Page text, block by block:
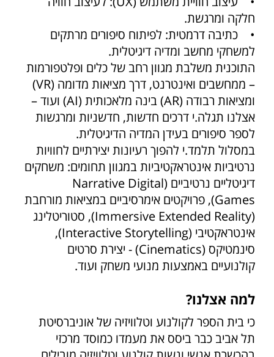
חלקה ומרגשת.
• כתיבה דרמטית: לפיתוח סיפורים מרתקים
למשחקי מחשב ומדיה דיגיטלית.
התוכנית משלבת מגוון רחב של כלים ופלטפורמות
– ממחשבים ואינטרנט, דרך מציאות מדומה (VR)
ומציאות רבודה (AR) בינה מלאכותית (AI) ועוד –
אצלנו תגלה.י דרכים חדשות, חדשניות ומרגשות
לספר סיפורים בעידן המדיה הדיגיטלית.
במסלול תלמד.י להפוך רעיונות יצירתיים לחוויות
נרטיביות אינטראקטיביות במגוון תחומים: משחקים
דיגיטליים נרטיביים (Narrative Digital
Games), פרויקטים אימרסיביים במציאות מורחבת
(Immersive Extended Reality), סטוריטלינג
אינטראקטיבי (Interactive Storytelling),
סינמטיקס (Cinematics) - יצירת סרטים
קולנועיים באמצעות מנועי משחק ועוד.
למה אצלנו?
כי בית הספר לקולנוע וטלוויזיה של אוניברסיטת
תל אביב כבר ביסס את מעמדו כמוסד מרכזי